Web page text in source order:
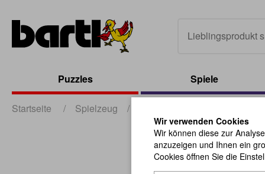
Puzzles Spiele
Startseite / Spielzeug /
Wir verwenden Cookies
Wir können diese zur
anzuzeigen und Ihnen ein
Cookies öffnen Sie die